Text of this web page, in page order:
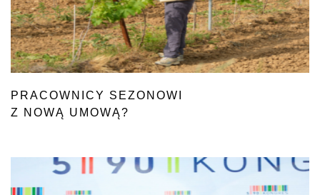
PRACOWNICY SEZONOWI
Z NOWĄ UMOWĄ?